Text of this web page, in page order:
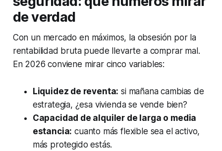
de verdad
Con un mercado en máximos, la obsesión por la
rentabilidad bruta puede llevarte a comprar mal.
En 2026 conviene mirar cinco variables:
Liquidez de reventa: si mañana cambias de
estrategia, ¿esa vivienda se vende bien?
Capacidad de alquiler de larga o media
estancia: cuanto más flexible sea el activo,
más protegido estás.